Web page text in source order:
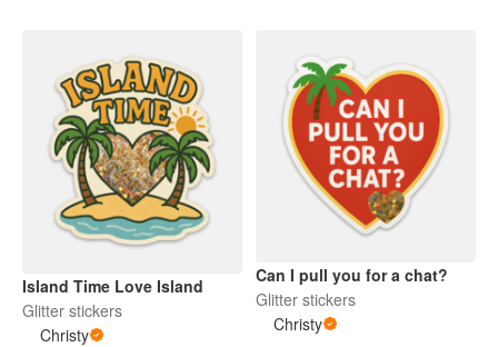
Island Time Love Island
Glitter stickers
Christy
Can I pull you for a chat?
Glitter stickers
Christy